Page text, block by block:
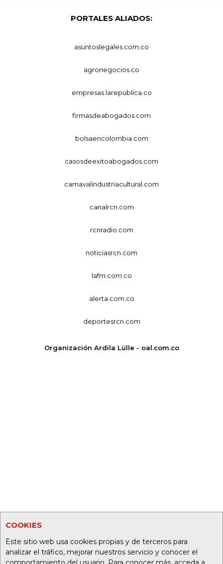
COOKIES
Este sitio web usa cookies propias y de terceros para
analizar el tráfico, mejorar nuestros servicio y conocer el
PORTALES ALIADOS:
asuntoslegales.com.co
agronegocios.co
empresas.larepublica.co
firmasdeabogados.com
bolsaencolombia.com
casosdeexitoabogados.com
carnavalindustriacultural.com
canalrcn.com
rcnradio.com
noticiasrcn.com
lafm.com.co
alerta.com.co
deportesrcn.com
Organización Ardila Lülle - oal.com.co